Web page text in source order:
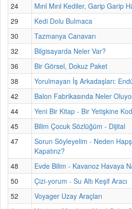
24
Mırıl Mırıl Kediler, Garip Garip
29
Kedi Dolu Bulmaca
30
Tazmanya Canavarı
32
Bilgisayarda Neler Var?
36
Bir Görsel, Dokuz Paket
38
Yorulmayan İş Arkadaşları:
42
Balon Fabrikasında Neler
44
Yeni Bir Kitap - Bir Yetişkine
45
Bilim Çocuk Sözlüğüm - Dijital
47
Sorun Söyleyelim - Neden
Kapatırız?
48
Evde Bilim - Kavanoz Havaya
50
Çizi-yorum - Su Altı Keşif Aracı
52
Voyager Uzay Araçları